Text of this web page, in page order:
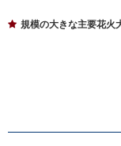
規模の大きな主要花火